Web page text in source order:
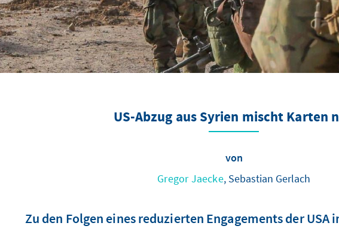
US-Abzug aus Syrien mischt Karten
von
Gregor Jaecke, Sebastian Gerlach
Zu den Folgen eines reduzierten Engagements der